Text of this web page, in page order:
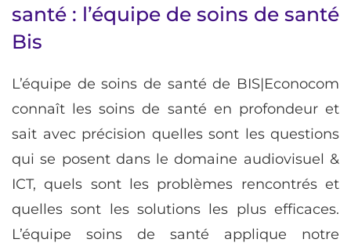
santé : l’équipe de soins de santé
Bis
L’équipe de soins de santé de BIS|Econocom
connaît les soins de santé en profondeur et
sait avec précision quelles sont les questions
qui se posent dans le domaine audiovisuel &
ICT, quels sont les problèmes rencontrés et
quelles sont les solutions les plus efficaces.
L’équipe soins de santé applique notre